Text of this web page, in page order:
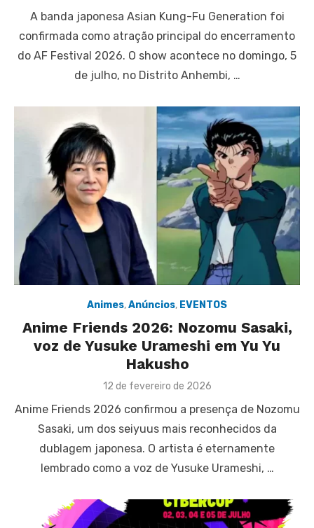
A banda japonesa Asian Kung-Fu Generation foi
confirmada como atração principal do encerramento
do AF Festival 2026. O show acontece no domingo, 5
de julho, no Distrito Anhembi, …
Animes,Anúncios, EVENTOS
Anime Friends 2026: Nozomu Sasaki,
voz de Yusuke Urameshi em Yu Yu
Hakusho
Posted
12 de fevereiro de 2026
Anime Friends 2026 confirmou a presença de Nozomu
Sasaki, um dos seiyuus mais reconhecidos da
dublagem japonesa. O artista é eternamente
lembrado como a voz de Yusuke Urameshi, …